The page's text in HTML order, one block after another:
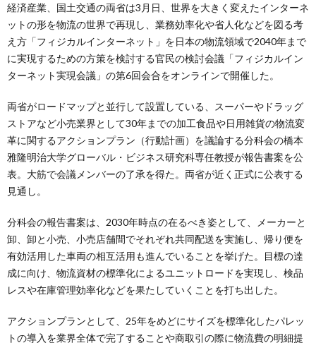
経済産業、国土交通の両省は3月日、世界を大きく変えたインターネ
ットの形を物流の世界で再現し、業務効率化や省人化などを図る考
え方「フィジカルインターネット」を日本の物流領域で2040年まで
に実現するための方策を検討する官民の検討会議「フィジカルイン
ターネット実現会議」の第6回会合をオンラインで開催した。
両省がロードマップと並行して設置している、スーパーやドラッグ
ストアなど小売業界として30年までの加工食品や日用雑貨の物流変
革に関するアクションプラン（行動計画）を議論する分科会の橋本
雅隆明治大学グローバル・ビジネス研究科専任教授が報告書案を公
表。大筋で会議メンバーの了承を得た。両省が近く正式に公表する
見通し。
分科会の報告書案は、2030年時点の在るべき姿として、メーカーと
卸、卸と小売、小売店舗間でそれぞれ共同配送を実施し、帰り便を
有効活用した車両の相互活用も進んでいることを挙げた。目標の達
成に向け、物流資材の標準化によるユニットロードを実現し、検品
レスや在庫管理効率化などを果たしていくことを打ち出した。
アクションプランとして、25年をめどにサイズを標準化したパレッ
トの導入を業界全体で完了することや商取引の際に物流費の明細提